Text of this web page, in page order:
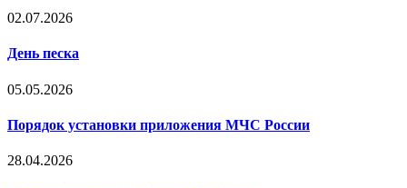
02.07.2026
День песка
05.05.2026
Порядок установки приложения МЧС России
28.04.2026